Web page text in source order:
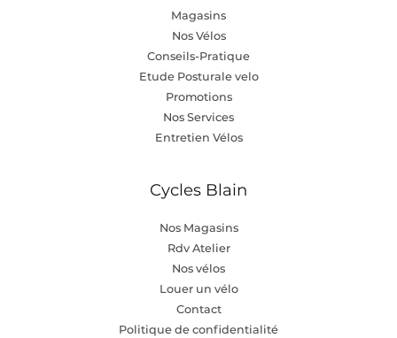
Magasins
Nos Vélos
Conseils-Pratique
Etude Posturale velo
Promotions
Nos Services
Entretien Vélos
Cycles Blain
Nos Magasins
Rdv Atelier
Nos vélos
Louer un vélo
Contact
Politique de confidentialité